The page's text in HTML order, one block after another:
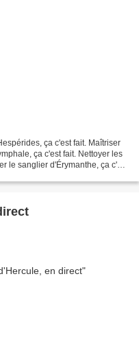
ça c'est fait. Maîtriser
ça c'est fait. Nettoyer les
le sanglier d'Érymanthe, ça c'est